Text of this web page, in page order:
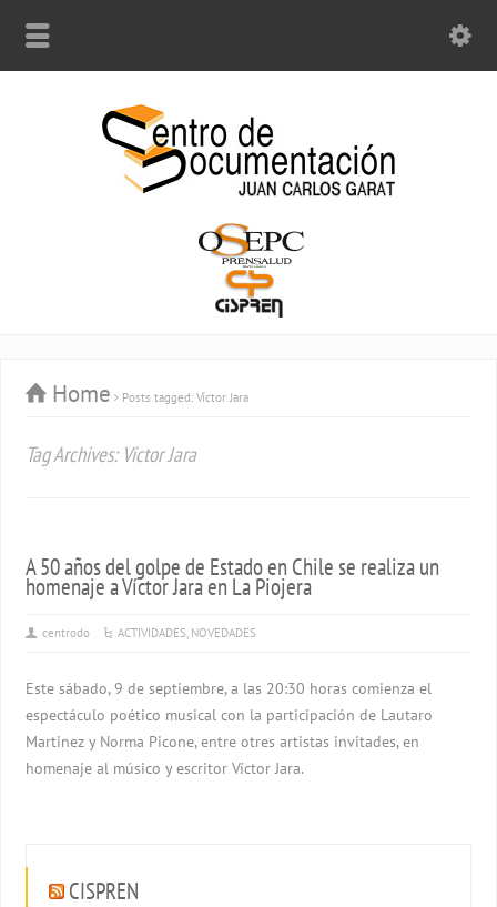
Home Posts tagged: Víctor Jara
Tag Archives: Víctor Jara
A 50 años del golpe de Estado en Chile se realiza un
homenaje a Víctor Jara en La Piojera
centrodo ACTIVIDADES, NOVEDADES
Este sábado, 9 de septiembre, a las 20:30 horas comienza el
espectáculo poético musical con la participación de Lautaro
Martinez y Norma Picone, entre otres artistas invitades, en
homenaje al músico y escritor Víctor Jara.
CISPREN